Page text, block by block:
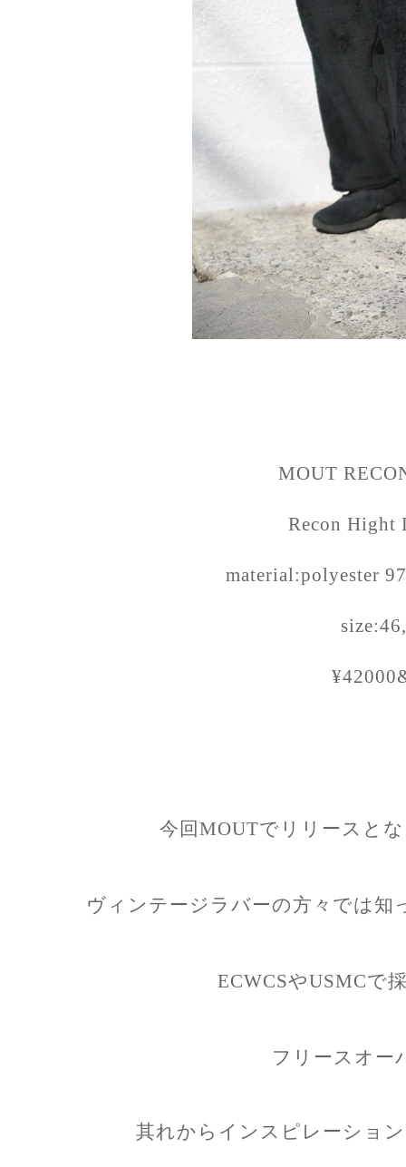
MOUT
Recon Hight
material:polyester
今回MOUTでリリースと
ヴィンテージラバーの方々では
ECWCSやUSMCで
フリースオー
其れからインスピレーショ